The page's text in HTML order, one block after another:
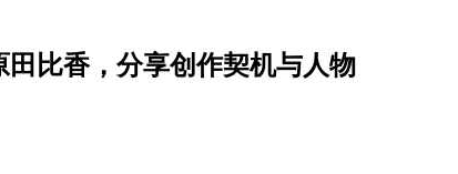
比香，分享创作契机与人物